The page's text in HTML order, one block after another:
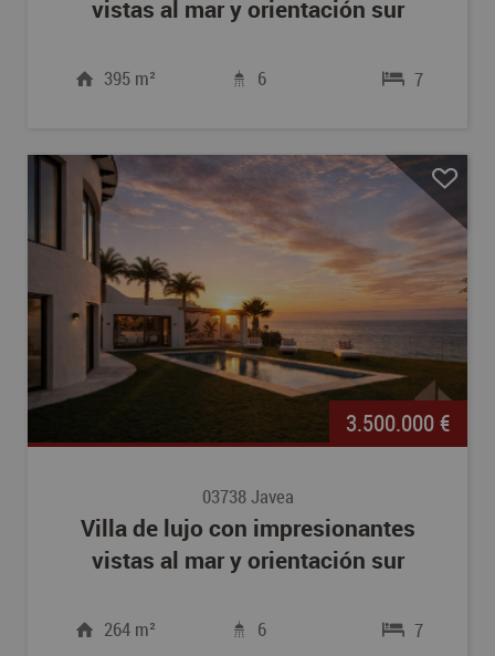
vistas al mar y orientación sur
395 m² 7
6
3.500.000 €
03738 Javea
Villa de lujo con impresionantes
vistas al mar y orientación sur
264 m² 7
6